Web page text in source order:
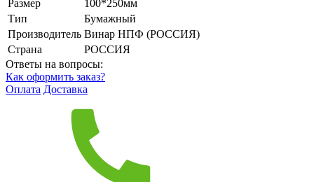
Размер
100*250мм
Тип
Бумажный
Производитель Винар НПФ (РОССИЯ)
Страна
РОССИЯ
Ответы на вопросы:
Как оформить заказ?
Оплата Доставка